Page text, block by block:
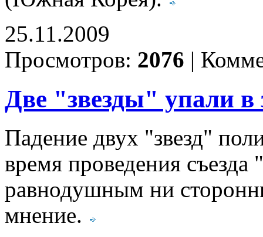
25.11.2009
Просмотров: 2076 |
Две "звезды" упали в
Падение двух "звезд"
время проведения
равнодушным ни
мнение.